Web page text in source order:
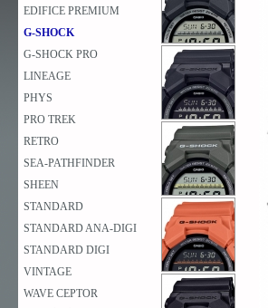
EDIFICE PREMIUM
G-SHOCK
G-SHOCK PRO
LINEAGE
PHYS
PRO TREK
RETRO
SEA-PATHFINDER
SHEEN
STANDARD
STANDARD ANA-DIGI
STANDARD DIGI
VINTAGE
WAVE CEPTOR